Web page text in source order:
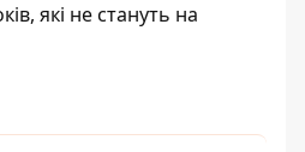
які не стануть на